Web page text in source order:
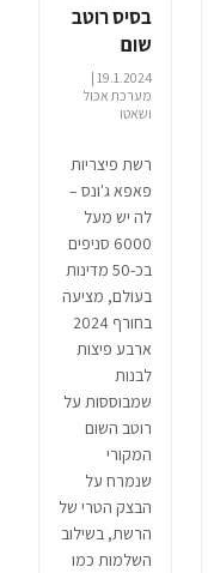
בסיס רוטב
שום
19.1.2024 |
מערכת אכול
ושאטו
רשת פיצריות
פאפא ג'ונס –
לה יש מעל
6000 סניפים
בכ-50 מדינות
בעולם, מציעה
בחורף 2024
ארבע פיצות
לבנות
שמבוססות על
רוטב השום
המקורי
שנמרח על
הבצק הטרי של
הרשת, בשילוב
השלמות כמו